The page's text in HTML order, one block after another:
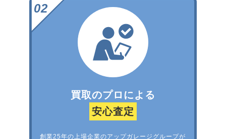
買取のプロによる
安心査定
創業25年の上場企業のアップガレージグループが